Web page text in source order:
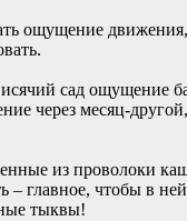
ощущение
сад ощущение
через месяц-
из проволоки
– главное, чтобы в
тыквы!